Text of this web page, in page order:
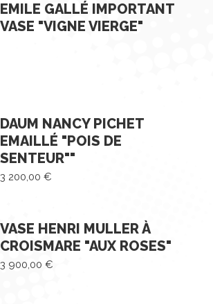
EMILE GALLÉ IMPORTANT
VASE "VIGNE VIERGE"
DAUM NANCY PICHET
EMAILLÉ "POIS DE
SENTEUR""
3 200,00 €
VASE HENRI MULLER À
CROISMARE "AUX ROSES"
3 900,00 €